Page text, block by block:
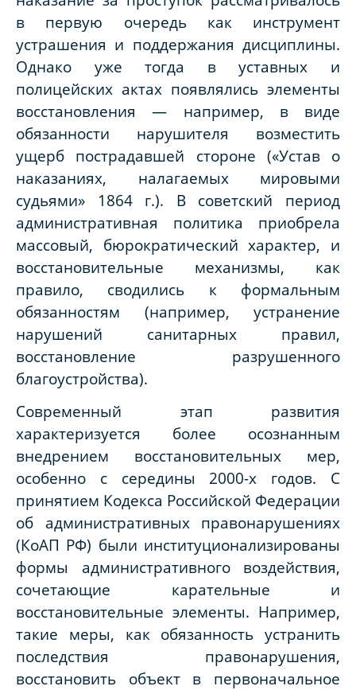
в первую очередь как инструмент
устрашения и поддержания дисциплины.
Однако уже тогда в уставных и
полицейских актах появлялись элементы
восстановления — например, в виде
обязанности нарушителя возместить
ущерб пострадавшей стороне («Устав о
наказаниях, налагаемых мировыми
судьями» 1864 г.). В советский период
административная политика приобрела
массовый, бюрократический характер, и
восстановительные механизмы, как
правило, сводились к формальным
обязанностям (например, устранение
нарушений санитарных правил,
восстановление разрушенного
благоустройства).
Современный этап развития
характеризуется более осознанным
внедрением восстановительных мер,
особенно с середины 2000-х годов. С
принятием Кодекса Российской Федерации
об административных правонарушениях
(КоАП РФ) были институционализированы
формы административного воздействия,
сочетающие карательные и
восстановительные элементы. Например,
такие меры, как обязанность устранить
последствия правонарушения,
восстановить объект в первоначальное